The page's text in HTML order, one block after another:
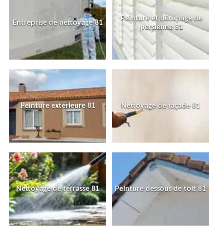
Entreprise de nettoyage 81
Peinture et décapage de
persienne 81
Peinture extérieure 81 Nettoyage de façade 81
Nettoyage de terrasse 81 Peinture dessous de toit 81